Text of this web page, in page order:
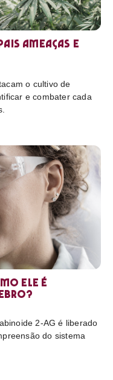
ameaças e
o cultivo de
e combater cada
ele é
2-AG é liberado
do sistema